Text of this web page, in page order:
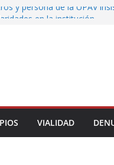
y persona de la UPAV
Ayuntamiento de Veracruz
del municipio
VIALIDAD